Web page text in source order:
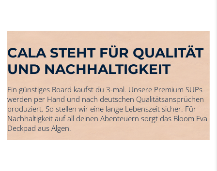
CALA STEHT FÜR QUALITÄT
UND NACHHALTIGKEIT
Ein günstiges Board kaufst du 3-mal. Unsere Premium SUPs
werden per Hand und nach deutschen Qualitätsansprüchen
produziert. So stellen wir eine lange Lebenszeit sicher. Für
Nachhaltigkeit auf all deinen Abenteuern sorgt das Bloom Eva
Deckpad aus Algen.